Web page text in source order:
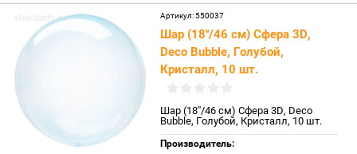
Артикул:550037
Шар (18''/46 см) Сфера 3D,
Deco Bubble, Голубой,
Кристалл, 10 шт.
Шар (18''/46 см) Сфера 3D, Deco
Bubble, Голубой, Кристалл, 10 шт.
Производитель: